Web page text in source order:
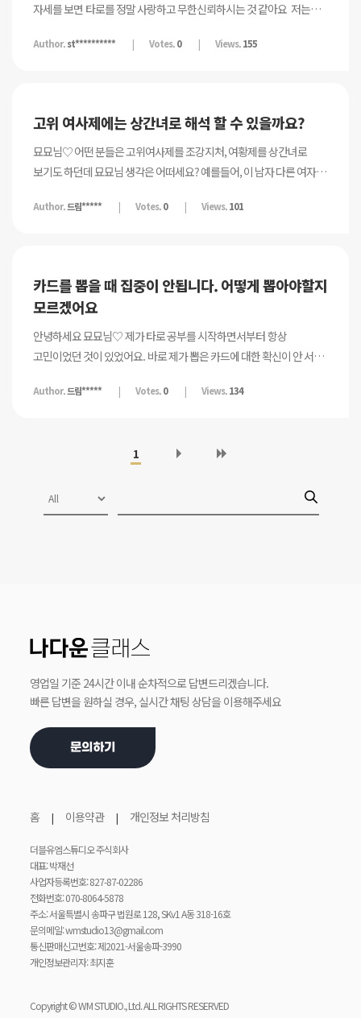
자세를 보면 타로를 정말 사랑하고 무한신뢰하시는 것 같아요 ​ 저는
하다보면 저만의 데이터가 쌓이다가도 고민이 생겨 나름 유명하고 저와
비과학적인것을 맹목적으로 믿지는 않지만 타로의 신비로움을 알고는
있어요 성격상 확신을 갖고 적중률이 높은 상담을 하고싶고 ​ 어떠한
깨달음을 얻고 싶은데 노력해도 잘안됩니다. ​ 그리고 몇몇 타로
썸네일을 만들고 제너럴이기때문에 맞지 않을 수 있다 말씀하시는게
Author.st********** Votes.0 Views.155
고위 여사제에는 상간녀로 해석 할 수 있을까요?
묘묘님♡ 어떤 분들은 고위여사제를 조강지처, 여황제를 상간녀로
보기도 하던데 묘묘님 생각은 어떠세요? 예를들어, 이 남자 다른 여자가
있다라고 하고 여황제가 나오면 다른 여자가 있다(유부남이라면
느낌이라서요🤣 고위여사제가 움직임이 없고 깊은 내면의 성찰을 하는
느낌이라서 더 조강지처에 가까울까요?🤔여황제는 모두를 사랑하는
박애주의자 느낌이라서 상간녀일까요?
Author.드림***** Votes.0 Views.101
카드를 뽑을 때 집중이 안됩니다. 어떻게 뽑아야할지
모르겠어요
안녕하세요 묘묘님♡ 제가 타로 공부를 시작하면서부터 항상
고민이었던 것이 있었어요. 바로 제가 뽑은 카드에 대한 확신이 안 서는
머릿속이 어수선하고 딴 생각도 자꾸 하게 되고.. 그럴땐 어떻게 해요?
오롯이 집중이 안될때는 차라리 입으로 질문을 외치면서 뽑으면 좀 더
확신이 안 서니 리딩 실력도 더 안 느는 느낌이더라고요. 이럴 겨우
어떻게 해야 하는걸까요? 너무 왕왕왕 초보적인 질문이죠?🤣😭
Author.드림***** Votes.0 Views.134
1
영업일 기준 24시간 이내 순차적으로 답변드리겠습니다.
빠른 답변을 원하실 경우, 실시간 채팅 상담을 이용해주세요
문의하기
홈 이용약관 개인정보 처리방침
더블유엠스튜디오 주식회사
대표: 박재선
사업자등록번호: 827-87-02286
전화번호: 070-8064-5878
주소: 서울특별시 송파구 법원로 128, SKv1 A동 318-16호
문의메일: wmstudio13@gmail.com
통신판매신고번호: 제2021-서울송파-3990
개인정보관리자: 최지훈
Copyright © WM STUDIO., Ltd. ALL RIGHTS RESERVED